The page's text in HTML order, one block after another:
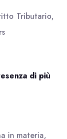
Tributario,
di più
in materia,